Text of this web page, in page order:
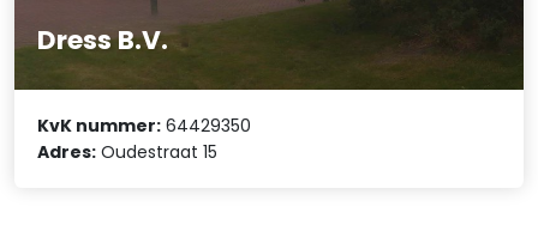
Dress B.V.
KvK nummer: 64429350
Adres: Oudestraat 15